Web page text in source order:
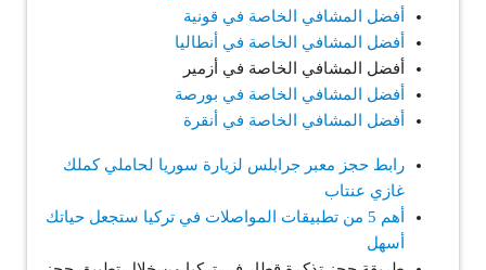
أفضل المشافي الخاصة في قونية
أفضل المشافي الخاصة في أنطاليا
أفضل المشافي الخاصة في أزمير
أفضل المشافي الخاصة في بورصة
أفضل المشافي الخاصة في أنقرة
رابط حجز معبر جرابلس لزيارة سوريا لحاملي كملك
غازي عنتاب
أهم 5 من تطبيقات المواصلات في تركيا ستجعل حياتك
أسهل